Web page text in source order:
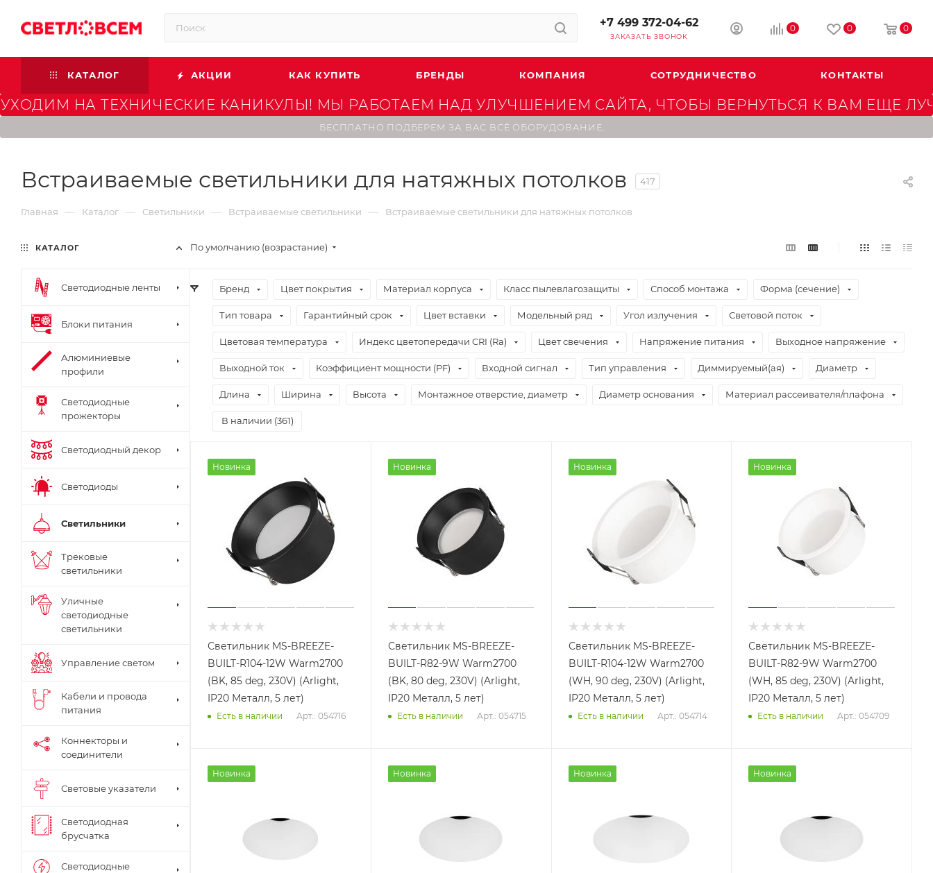
+7 499 372-04-62
ЗАКАЗАТЬ ЗВОНОК
0 0 0
КАТАЛОГ АКЦИИ КАК КУПИТЬ БРЕНДЫ КОМПАНИЯ СОТРУДНИЧЕСТВО КОНТАКТЫ
УХОДИМ НА ТЕХНИЧЕСКИЕ КАНИКУЛЫ! МЫ РАБОТАЕМ НАД УЛУЧШЕНИЕМ САЙТА, ЧТОБЫ ВЕРНУТЬСЯ К ВАМ ЕЩЕ
БЕСПЛАТНО ПОДБЕРЕМ ЗА ВАС ВСЁ ОБОРУДОВАНИЕ.
Встраиваемые светильники для натяжных потолков 417
Главная — Каталог — Светильники — Встраиваемые светильники — Встраиваемые светильники для натяжных потолков
По умолчанию (возрастание)
Бренд Цвет покрытия Материал корпуса Класс пылевлагозащиты Способ монтажа Форма (сечение)
Тип товара Гарантийный срок Цвет вставки Модельный ряд Угол излучения Световой поток
Цветовая температура Индекс цветопередачи CRI (Ra) Цвет свечения Напряжение питания Выходное напряжение
Выходной ток Коэффициент мощности (PF) Входной сигнал Тип управления Диммируемый(ая) Диаметр
Длина Ширина Высота Монтажное отверстие, диаметр Диаметр основания Материал рассеивателя/плафона
В наличии (361)
Новинка
Светильник MS-BREEZE-
BUILT-R104-12W Warm2700
(BK, 85 deg, 230V) (Arlight,
IP20 Металл, 5 лет)
Есть в наличии Арт.: 054716
Новинка
Светильник MS-BREEZE-
BUILT-R82-9W Warm2700
(BK, 80 deg, 230V) (Arlight,
IP20 Металл, 5 лет)
Есть в наличии Арт.: 054715
Новинка
Светильник MS-BREEZE-
BUILT-R104-12W Warm2700
(WH, 90 deg, 230V) (Arlight,
IP20 Металл, 5 лет)
Есть в наличии Арт.: 054714
Новинка
Светильник MS-BREEZE-
BUILT-R82-9W Warm2700
(WH, 85 deg, 230V) (Arlight,
IP20 Металл, 5 лет)
Есть в наличии Арт.: 054709
Новинка Новинка Новинка Новинка
КАТАЛОГ
Светодиодные ленты
Блоки питания
Алюминиевые
профили
Светодиодные
прожекторы
Светодиодный декор
Светодиоды
Светильники
Трековые
светильники
Уличные
светодиодные
светильники
Управление светом
Кабели и провода
питания
Коннекторы и
соединители
Световые указатели
Светодиодная
брусчатка
Светодиодные